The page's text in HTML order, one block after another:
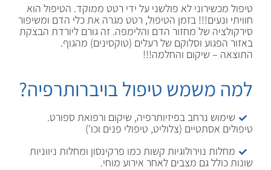
טיפול מכשירוני לא פולשני על ידי רטט ממוקד. הטיפול הוא
חוויתי ונעים!!! בזמן הטיפול, רטט מגרה את כלי הדם ומשיפור
סירקולציה של מחזור הדם והלימפה. זה גורם ליורדת הבצקת
באזור הפגוע וסלוקם של רעלים (טוקסינים) מהגוף.
התוצאה – שיקום והחלמה!!!
למה משמש טיפול בויברותרפיה?
שימוש נרחב בפיזיותרפיה, שיקום ורפואת ספורט.
טיפולים אסתטיים (צלוליט, טיפולי פנים וכו')
מחלות נוירולוגיות קשות כמו פרקינסון ומחלות ניווניות
שונות כולל גם מצבים לאחר אירוע מוחי.